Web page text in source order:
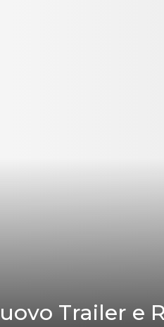
Trailer e